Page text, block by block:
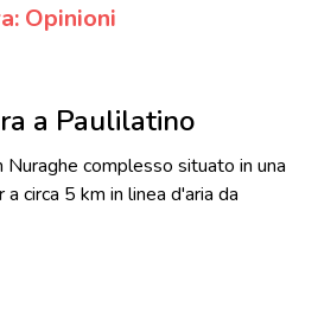
Opinioni
a Paulilatino
Nuraghe complesso situato in una
circa 5 km in linea d'aria da